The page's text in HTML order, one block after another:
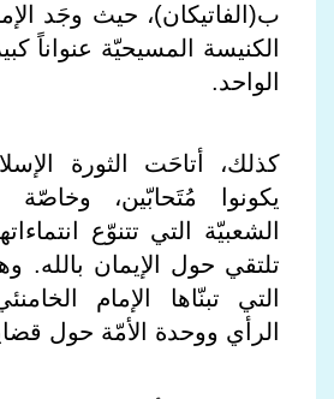
ب(الفاتيكان)، حيث وجَد
الكنيسة المسيحيّة عنواناً
الواحد.
كذلك، أتاحَت الثورة
يكونوا مُتَحابّين،
الشعبيّة التي تتنوّع
تلتقي حول الإيمان بالله.
التي تبنّاها الإمام
الرأي ووحدة الأمّة حول